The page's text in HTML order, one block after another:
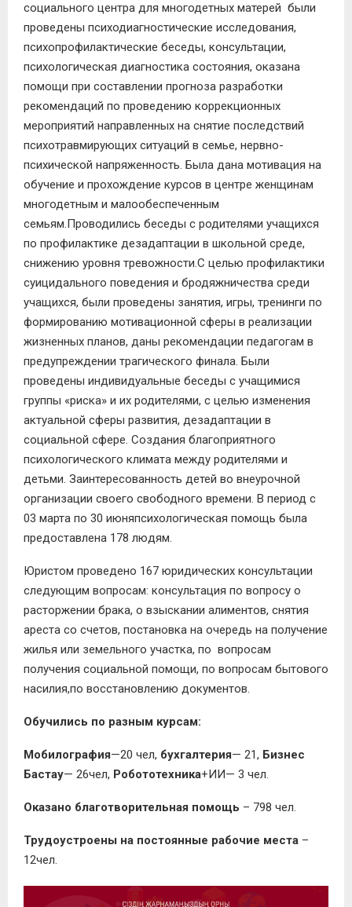
социального центра для многодетных матерей были
проведены психодиагностические исследования,
психопрофилактические беседы, консультации,
психологическая диагностика состояния, оказана
помощи при составлении прогноза разработки
рекомендаций по проведению коррекционных
мероприятий направленных на снятие последствий
психотравмирующих ситуаций в семье, нервно-
психической напряженность. Была дана мотивация на
обучение и прохождение курсов в центре женщинам
многодетным и малообеспеченным
семьям.Проводились беседы с родителями учащихся
по профилактике дезадаптации в школьной среде,
снижению уровня тревожности.С целью профилактики
суицидального поведения и бродяжничества среди
учащихся, были проведены занятия, игры, тренинги по
формированию мотивационной сферы в реализации
жизненных планов, даны рекомендации педагогам в
предупреждении трагического финала. Были
проведены индивидуальные беседы с учащимися
группы «риска» и их родителями, с целью изменения
актуальной сферы развития, дезадаптации в
социальной сфере. Создания благоприятного
психологического климата между родителями и
детьми. Заинтересованность детей во внеурочной
организации своего свободного времени. В период с
03 марта по 30 июняпсихологическая помощь была
предоставлена 178 людям.
Юристом проведено 167 юридических консультации
следующим вопросам: консультация по вопросу о
расторжении брака, о взыскании алиментов, снятия
ареста со счетов, постановка на очередь на получение
жилья или земельного участка, по вопросам
получения социальной помощи, по вопросам бытового
насилия,по восстановлению документов.
Обучились по разным курсам:
Мобилография—20 чел, бухгалтерия— 21, Бизнес
Бастау— 26чел, Робототехника+ИИ— 3 чел.
Оказано благотворительная помощь – 798 чел.
Трудоустроены на постоянные рабочие места –
12чел.